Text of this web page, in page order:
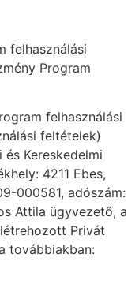
felhasználási
Program
felhasználási
feltételek)
és Kereskedelmi
4211 Ebes,
000581, adószám:
Attila ügyvezető, a
Privát
továbbiakban: